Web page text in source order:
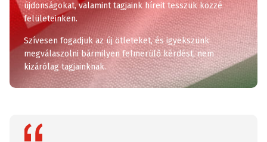
újdonságokat, valamint tagjaink híreit tesszük közzé
felületeinken.
Szívesen fogadjuk az új ötleteket, és igyekszünk
megválaszolni bármilyen felmerülő kérdést, nem
kizárólag tagjainknak.